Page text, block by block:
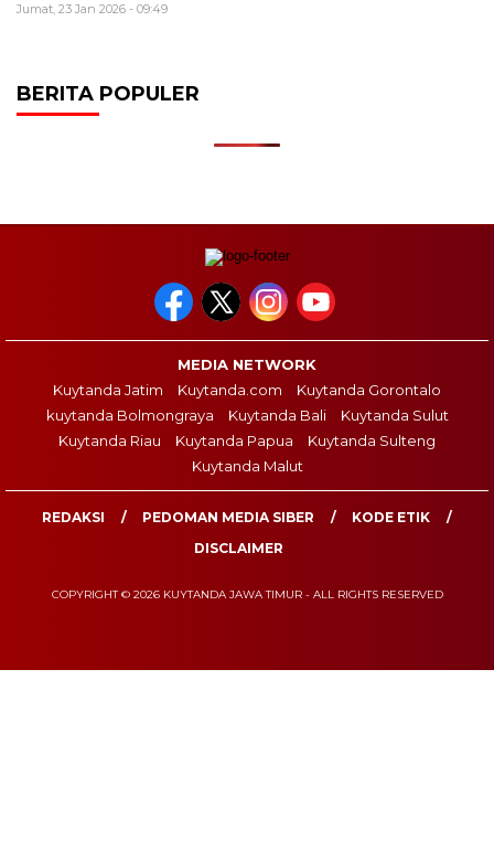
Jumat, 23 Jan 2026 - 09:49
BERITA POPULER
MEDIA NETWORK
Kuytanda Jatim
Kuytanda.com
Kuytanda Gorontalo
kuytanda Bolmongraya
Kuytanda Bali
Kuytanda Sulut
Kuytanda Riau
Kuytanda Papua
Kuytanda Sulteng
Kuytanda Malut
REDAKSI PEDOMAN MEDIA SIBER
KODE ETIK
DISCLAIMER
COPYRIGHT © 2026 KUYTANDA JAWA TIMUR - ALL RIGHTS RESERVED